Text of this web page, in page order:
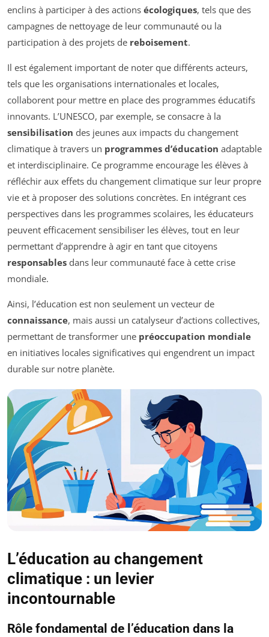
enclins à participer à des actions écologiques, tels que des
campagnes de nettoyage de leur communauté ou la
participation à des projets de reboisement.
Il est également important de noter que différents acteurs,
tels que les organisations internationales et locales,
collaborent pour mettre en place des programmes éducatifs
innovants. L’UNESCO, par exemple, se consacre à la
sensibilisation des jeunes aux impacts du changement
climatique à travers un programmes d’éducation adaptable
et interdisciplinaire. Ce programme encourage les élèves à
réfléchir aux effets du changement climatique sur leur propre
vie et à proposer des solutions concrètes. En intégrant ces
perspectives dans les programmes scolaires, les éducateurs
peuvent efficacement sensibiliser les élèves, tout en leur
permettant d’apprendre à agir en tant que citoyens
responsables dans leur communauté face à cette crise
mondiale.
Ainsi, l’éducation est non seulement un vecteur de
connaissance, mais aussi un catalyseur d’actions collectives,
permettant de transformer une préoccupation mondiale
en initiatives locales significatives qui engendrent un impact
durable sur notre planète.
L’éducation au changement
climatique : un levier
incontournable
Rôle fondamental de l’éducation dans la